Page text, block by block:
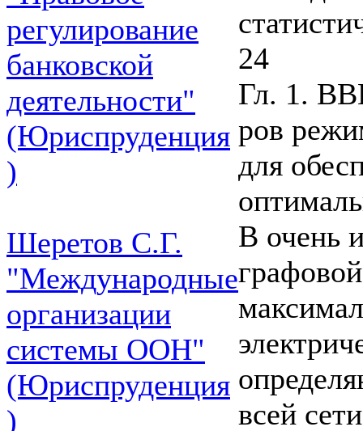
регулирование
банковской
деятельности"
(Юриспруденция
)
Шеретов С.Г.
"Международные
организации
системы ООН"
(Юриспруденция
)
24
Гл. 1.
ров
для
В очень
всей